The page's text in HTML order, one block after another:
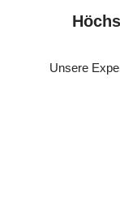
Unsere